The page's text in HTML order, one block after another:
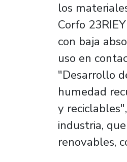
los
Corfo
con baja
uso en
"Desarrollo
humedad
y
industria,
renovables,